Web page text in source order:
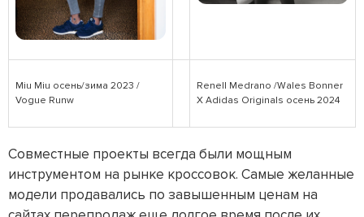
Miu Miu осень/зима 2023 /
Vogue Runw
Renell Medrano /Wales Bonner
X Adidas Originals осень 2024
Совместные проекты всегда были мощным
инструментом на рынке кроссовок. Самые желанные
модели продавались по завышенным ценам на